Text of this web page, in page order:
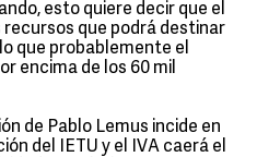
esto quiere decir que el
que podrá destinar
que probablemente el
encima de los 60 mil
de Pablo Lemus incide en
del IETU y el IVA caerá el